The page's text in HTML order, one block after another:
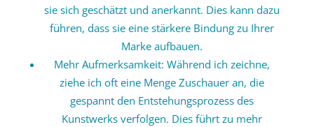
sie sich geschätzt und anerkannt. Dies kann dazu
führen, dass sie eine stärkere Bindung zu Ihrer
Marke aufbauen.
Mehr Aufmerksamkeit: Während ich zeichne,
ziehe ich oft eine Menge Zuschauer an, die
gespannt den Entstehungsprozess des
Kunstwerks verfolgen. Dies führt zu mehr